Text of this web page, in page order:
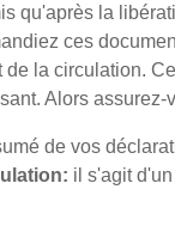
qu'après la
ces
la circulation.
Alors
de vos
il s'agit